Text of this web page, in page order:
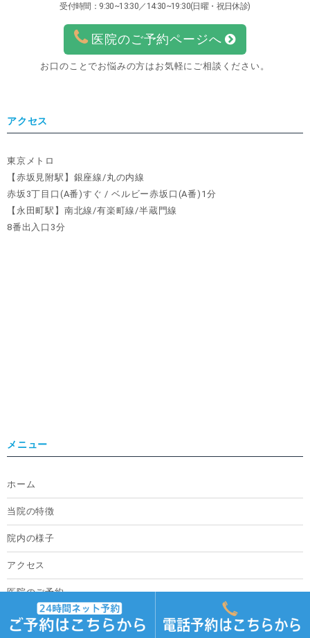
受付時間：9:30~13:30／14:30~19:30(日曜・祝日休診)
医院のご予約ページへ
お口のことでお悩みの方はお気軽にご相談ください。
アクセス
東京メトロ
【赤坂見附駅】銀座線/丸の内線
赤坂3丁目口(A番)すぐ / ベルビー赤坂口(A番)1分
【永田町駅】南北線/有楽町線/半蔵門線
8番出入口3分
メニュー
ホーム
当院の特徴
院内の様子
アクセス
医院のご予約
採用情報